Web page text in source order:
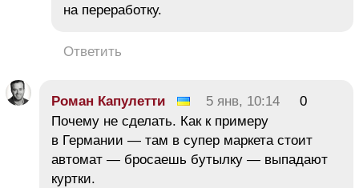
на переработку.
Ответить
Роман Капулетти 5 янв, 10:14
0
Почему не сделать. Как к примеру
в Германии — там в супер маркета стоит
автомат — бросаешь бутылку — выпадают
куртки.